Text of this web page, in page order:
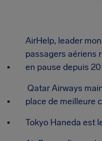
AirHelp, leader
passagers aériens
en pause depuis
Qatar Airways
place de meilleure
Tokyo Haneda est